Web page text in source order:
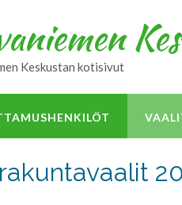
Keskustan kotisivut